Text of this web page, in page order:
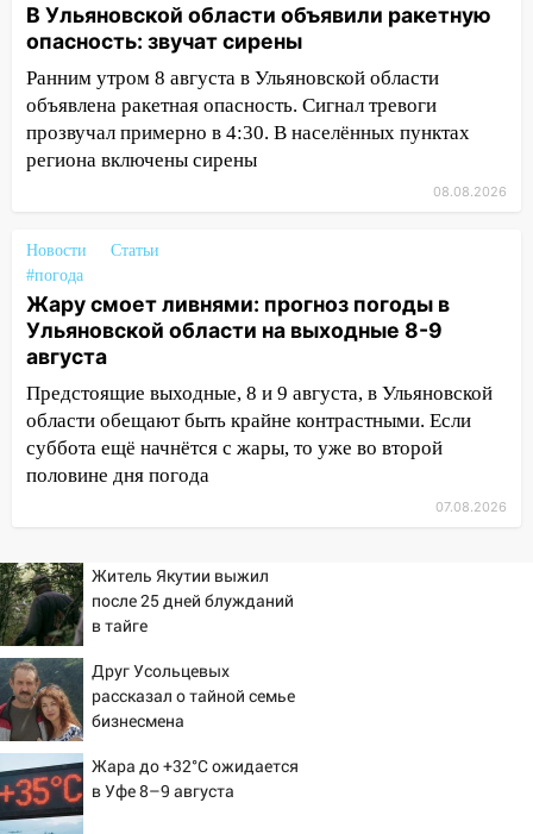
клуба «Рекорд-Fitness»
15:34
После вмешательства
прокуратуры в селах Ульяновской
области привели в порядок детские
площадки
15:08
В Кузоватово после прокурорской
проверки обновили разметку на
пешеходных переходах
14:40 На проспекте Гая в Ульяновске
запретили остановку автомобилей на
50-метровом участке
14:22 В Новом городе 8 августа пройдет
большой фестиваль «Наше время» с
14:04
Жару смоет ливнями: прогноз
погоды в Ульяновской области на
выходные 8-9 августа
13:30
В Ульяновске транспортные
полицейские проведут акцию «Час
пассажира»
13:20
В Ульяновске за один день
обокрали женщину на пляже и
подростка в сквере
В Ульяновской области объявили ракетную
опасность: звучат сирены
Ранним утром 8 августа в Ульяновской области
объявлена ракетная опасность. Сигнал тревоги
прозвучал примерно в 4:30. В населённых пунктах
региона включены сирены
08.08.2026
Новости
Статьи
#погода
Жару смоет ливнями: прогноз погоды в
Ульяновской области на выходные 8-9
августа
Предстоящие выходные, 8 и 9 августа, в Ульяновской
области обещают быть крайне контрастными. Если
суббота ещё начнётся с жары, то уже во второй
половине дня погода
07.08.2026
Житель Якутии выжил
после 25 дней блужданий
в тайге
Друг Усольцевых
рассказал о тайной семье
бизнесмена
Жара до +32°C ожидается
в Уфе 8–9 августа